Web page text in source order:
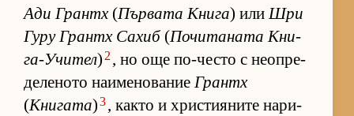
Ади Грантх (Пър­вата Книга) илиШри
Гуру Грантх Са­хиб (По­чи­та­ната Кни­
га-У­чи­тел) 2 , но още по-често с не­оп­ре­
де­ле­ното на­и­ме­но­ва­ние Грантх
(Книгата)3, както и хрис­ти­я­ните на­ри­